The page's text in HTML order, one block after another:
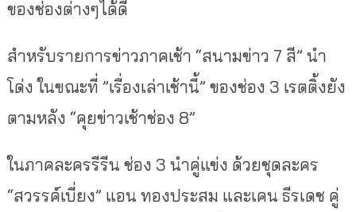
ของช่องต่างๆได้ดี
สำหรับรายการข่าวภาคเช้า “สนามข่าว 7 สี” นำ
โด่ง ในขณะที่ ”เรื่องเล่าเช้านี้” ของช่อง 3 เรตติ้งยัง
ตามหลัง “คุยข่าวเช้าช่อง 8”
ในภาคละครรีรีน ช่อง 3 นำคู่แข่ง ด้วยชุดละคร
“สวรรค์เบี่ยง” แอน ทองประสม และเคน ธีรเดช คู่